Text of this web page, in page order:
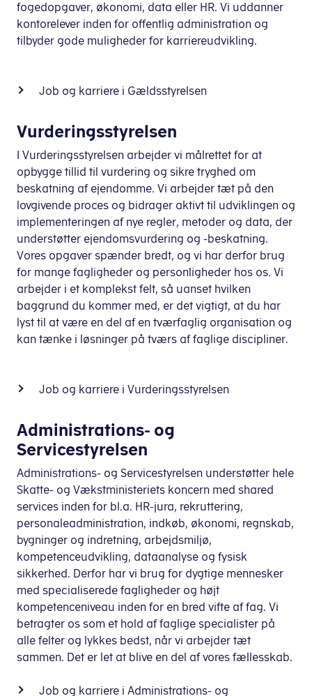
fogedopgaver, økonomi, data eller HR. Vi uddanner
kontorelever inden for offentlig administration og
tilbyder gode muligheder for karriereudvikling.
Job og karriere i Gældsstyrelsen
Vurderingsstyrelsen
I Vurderingsstyrelsen arbejder vi målrettet for at
opbygge tillid til vurdering og sikre tryghed om
beskatning af ejendomme. Vi arbejder tæt på den
lovgivende proces og bidrager aktivt til udviklingen og
implementeringen af nye regler, metoder og data, der
understøtter ejendomsvurdering og -beskatning.
Vores opgaver spænder bredt, og vi har derfor brug
for mange fagligheder og personligheder hos os. Vi
arbejder i et komplekst felt, så uanset hvilken
baggrund du kommer med, er det vigtigt, at du har
lyst til at være en del af en tværfaglig organisation og
kan tænke i løsninger på tværs af faglige discipliner.
Job og karriere i Vurderingsstyrelsen
Administrations- og
Servicestyrelsen
Administrations- og Servicestyrelsen understøtter hele
Skatte- og Vækstministeriets koncern med shared
services inden for bl.a. HR-jura, rekruttering,
personaleadministration, indkøb, økonomi, regnskab,
bygninger og indretning, arbejdsmiljø,
kompetenceudvikling, dataanalyse og fysisk
sikkerhed. Derfor har vi brug for dygtige mennesker
med specialiserede fagligheder og højt
kompetenceniveau inden for en bred vifte af fag. Vi
betragter os som et hold af faglige specialister på
alle felter og lykkes bedst, når vi arbejder tæt
sammen. Det er let at blive en del af vores fællesskab.
Job og karriere i Administrations- og